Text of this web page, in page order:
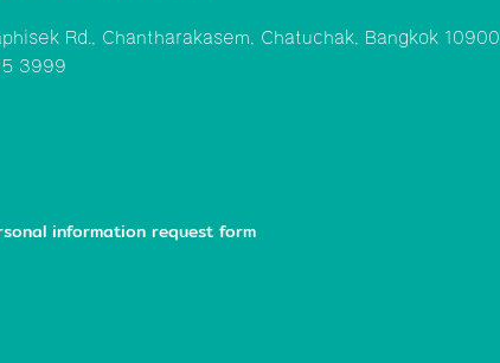
Rd., Chantharakasem, Chatuchak, Bangkok 10900
3999
information request form